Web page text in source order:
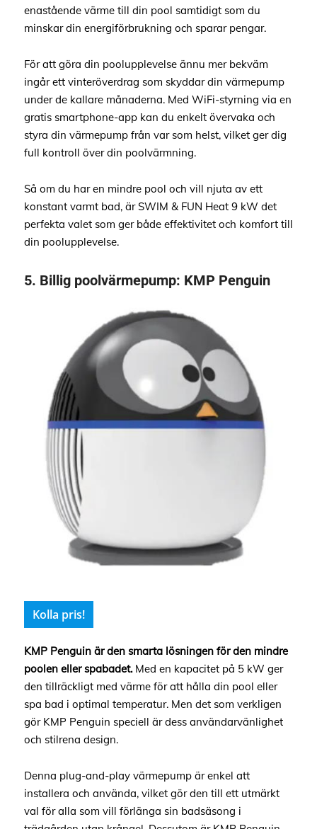
enastående värme till din pool samtidigt som du
minskar din energiförbrukning och sparar pengar.
För att göra din poolupplevelse ännu mer bekväm
ingår ett vinteröverdrag som skyddar din värmepump
under de kallare månaderna. Med WiFi-styrning via en
gratis smartphone-app kan du enkelt övervaka och
styra din värmepump från var som helst, vilket ger dig
full kontroll över din poolvärmning.
Så om du har en mindre pool och vill njuta av ett
konstant varmt bad, är SWIM & FUN Heat 9 kW det
perfekta valet som ger både effektivitet och komfort till
din poolupplevelse.
5. Billig poolvärmepump: KMP Penguin
Kolla pris!
KMP Penguin är den smarta lösningen för den mindre
poolen eller spabadet.Med en kapacitet på 5 kW ger
den tillräckligt med värme för att hålla din pool eller
spa bad i optimal temperatur. Men det som verkligen
gör KMP Penguin speciell är dess användarvänlighet
och stilrena design.
Denna plug-and-play värmepump är enkel att
installera och använda, vilket gör den till ett utmärkt
val för alla som vill förlänga sin badsäsong i